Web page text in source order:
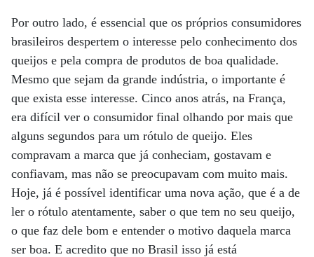
Por outro lado, é essencial que os próprios consumidores
brasileiros despertem o interesse pelo conhecimento dos
queijos e pela compra de produtos de boa qualidade.
Mesmo que sejam da grande indústria, o importante é
que exista esse interesse. Cinco anos atrás, na França,
era difícil ver o consumidor final olhando por mais que
alguns segundos para um rótulo de queijo. Eles
compravam a marca que já conheciam, gostavam e
confiavam, mas não se preocupavam com muito mais.
Hoje, já é possível identificar uma nova ação, que é a de
ler o rótulo atentamente, saber o que tem no seu queijo,
o que faz dele bom e entender o motivo daquela marca
ser boa. E acredito que no Brasil isso já está